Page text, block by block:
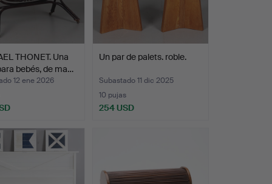
THONET. Una
bebés, de ma…
12 ene 2026
Un par de palets. roble.
Subastado 11 dic 2025
10 pujas
254 USD